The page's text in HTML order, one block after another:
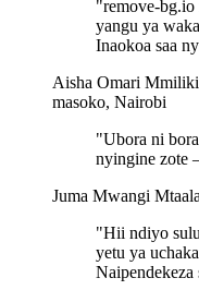
"remove-
yangu ya
Inaokoa saa
Aisha Omari Mmiliki
masoko, Nairobi
"Ubora ni
nyingine zote
Juma Mwangi
"Hii ndiyo
yetu ya
Naipendekeza